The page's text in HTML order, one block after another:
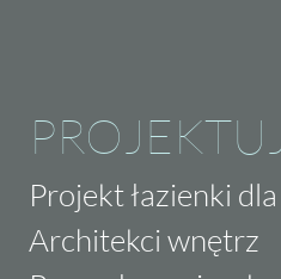
Projekt łazienki
Architekci wnętrz